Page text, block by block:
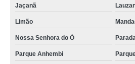
panetone trufado de chocolate preço Jardim
panetones trufados gourmet Santana
Jaçanã
Limão
Nossa Senhora do Ó
Parque Anhembi